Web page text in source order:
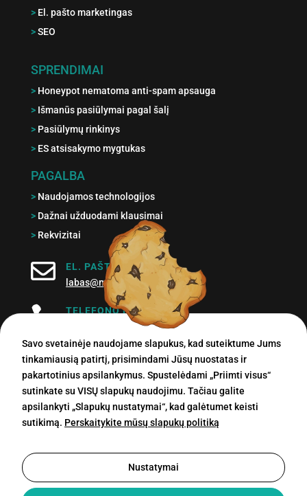
>El. pašto marketingas
>SEO
SPRENDIMAI
> Honeypot nematoma anti-spam apsauga
> Išmanūs pasiūlymai pagal šalį
> Pasiūlymų rinkinys
> ES atsisakymo mygtukas
PAGALBA
> Naudojamos technologijos
> Dažnai užduodami klausimai
> Rekvizitai

EL. PAŠTAS
labas@md.lt

TELEFONO NUMERIS
+370 614 76707
Visos teisės saugomos © 2026 Mantas Digital, MB.
Savo svetainėje naudojame slapukus, kad suteiktume Jums
tinkamiausią patirtį, prisimindami Jūsų nuostatas ir
pakartotinius apsilankymus. Spustelėdami „Priimti visus“
sutinkate su VISŲ slapukų naudojimu. Tačiau galite
apsilankyti „Slapukų nustatymai“, kad galėtumet keisti
sutikimą. Perskaitykite mūsų slapukų politiką
Nustatymai